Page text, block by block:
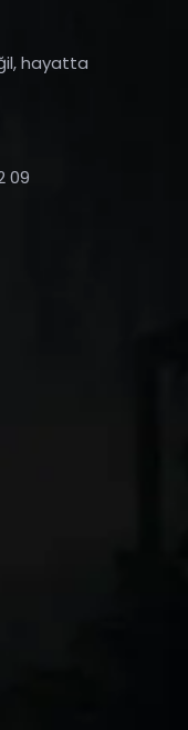
hayatta
09